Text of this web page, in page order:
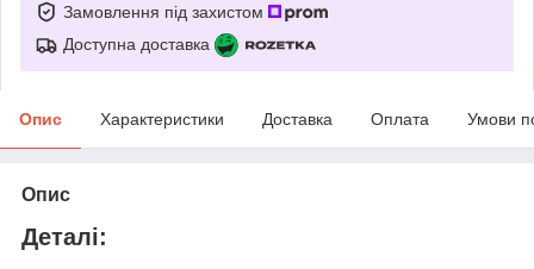
Замовлення під захистом
Доступна доставка
Опис Характеристики Доставка Оплата Умови
Опис
Деталі: